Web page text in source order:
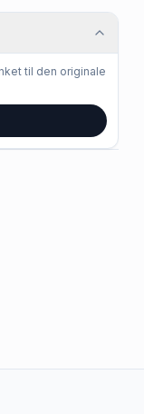
til den originale